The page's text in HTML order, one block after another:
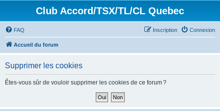
Club Accord/TSX/TL/CL Quebec
FAQ Connexion
Inscription
Accueil du forum
Supprimer les cookies
Êtes-vous sûr de vouloir supprimer les cookies de ce forum ?